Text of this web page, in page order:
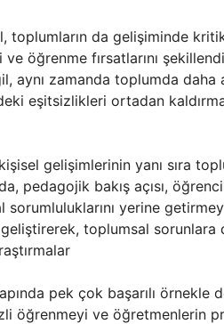
toplumların da gelişiminde
öğrenme fırsatlarını
aynı zamanda toplumda
eşitsizlikleri ortadan
gelişimlerinin yanı sıra
pedagojik bakış açısı,
sorumluluklarını yerine
toplumsal sorunlara
pek çok başarılı örnekle
öğrenmeyi ve öğretmenlerin